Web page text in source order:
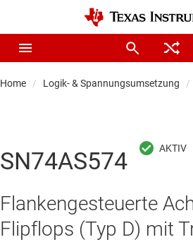
Home Logik- & Spannungsumsetzung
SN74AS574
Flankengesteuerte
Flipflops (Typ D) mit